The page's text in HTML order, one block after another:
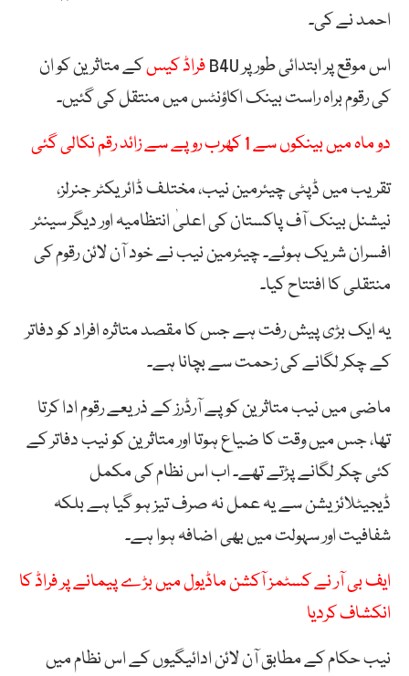
احمد نے کی۔
اس موقع پر ابتدائی طور پر B4U
فراڈ کیسکے متاثرین کو ان
کی رقوم براہ راست بینک اکاؤنٹس میں منتقل کی گئیں۔
دو ماہ میں بینکوں سے 1 کھرب روپے سے زائد رقم نکالی گئی
تقریب میں ڈپٹی چیئرمین نیب، مختلف ڈائریکٹر جنرلز،
نیشنل بینک آف پاکستان کی اعلیٰ انتظامیہ اور دیگر سینئر
افسران شریک ہوئے۔ چیئرمین نیب نے خود آن لائن رقوم کی
منتقلی کا افتتاح کیا۔
یہ ایک بڑی پیش رفت ہے جس کا مقصد متاثرہ افراد کو دفاتر
کے چکر لگانے کی زحمت سے بچانا ہے۔
ماضی میں نیب متاثرین کو پے آرڈرز کے ذریعے رقوم ادا کرتا
تھا، جس میں وقت کا ضیاع ہوتا اور متاثرین کو نیب دفاتر کے
کئی چکر لگانے پڑتے تھے۔ اب اس نظام کی مکمل
ڈیجیٹلائزیشن سے یہ عمل نہ صرف تیز ہو گیا ہے بلکہ
شفافیت اور سہولت میں بھی اضافہ ہوا ہے۔
ایف بی آر نے کسٹمز آکشن ماڈیول میں بڑے پیمانے پر فراڈ کا
انکشاف کردیا
نیب حکام کے مطابق آن لائن ادائیگیوں کے اس نظام میں